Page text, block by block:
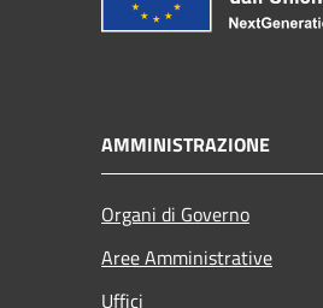
AMMINISTRAZIONE
Organi di Governo
Aree Amministrative
Uffici